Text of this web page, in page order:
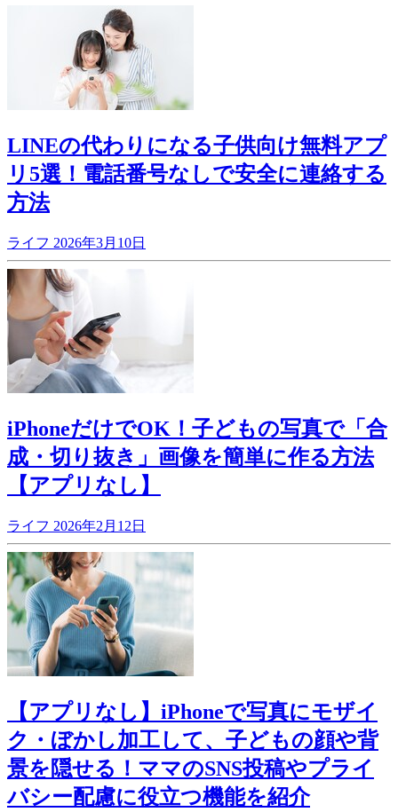
LINEの代わりになる子供向け無料アプ
リ5選！電話番号なしで安全に連絡する
方法
ライフ 2026年3月10日
iPhoneだけでOK！子どもの写真で「合
成・切り抜き」画像を簡単に作る方法
【アプリなし】
ライフ 2026年2月12日
【アプリなし】iPhoneで写真にモザイ
ク・ぼかし加工して、子どもの顔や背
景を隠せる！ママのSNS投稿やプライ
バシー配慮に役立つ機能を紹介